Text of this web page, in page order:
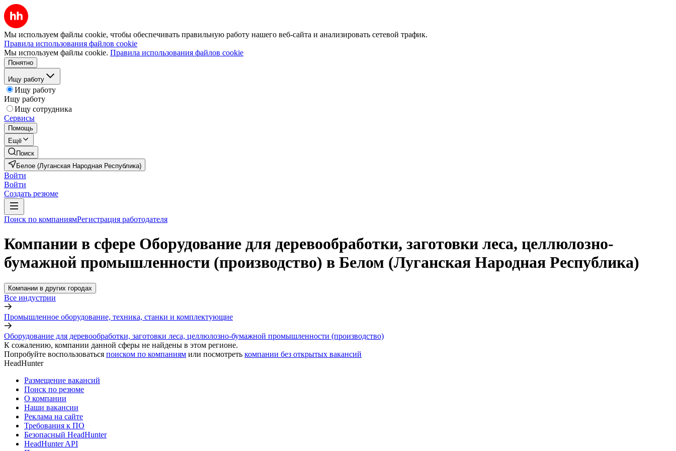
Мы используем файлы cookie, чтобы обеспечивать правильную работу нашего веб-сайта и анализировать сетевой трафик.
Правила использования файлов cookie
Мы используем файлы cookie. Правила использования файлов cookie
Понятно
Ищу работу
Ищу работу
Ищу работу
Ищу сотрудника
Сервисы
Помощь
Ещё
Поиск
Белое (Луганская Народная Республика)
Войти
Войти
Создать резюме
Поиск по компаниямРегистрация работодателя
Компании в сфере Оборудование для деревообработки, заготовки леса, целлюлозно-
бумажной промышленности (производство) в Белом (Луганская Народная Республика)
Компании в других городах
Все индустрии
Промышленное оборудование, техника, станки и комплектующие
Оборудование для деревообработки, заготовки леса, целлюлозно-бумажной промышленности (производство)
К сожалению, компании данной сферы не найдены в этом регионе.
Попробуйте воспользоваться поиском по компаниям или посмотреть компании без открытых вакансий
HeadHunter
Размещение вакансий
Поиск по резюме
О компании
Наши вакансии
Реклама на сайте
Требования к ПО
Безопасный HeadHunter
HeadHunter API